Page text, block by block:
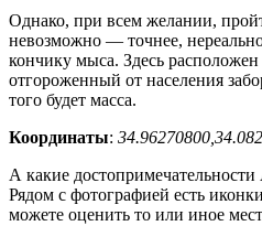
Однако, при всем желании,
невозможно — точнее,
кончику мыса. Здесь
отгороженный от населения
того будет масса.
Координаты:
А какие
Рядом с фотографией есть
можете оценить то или иное